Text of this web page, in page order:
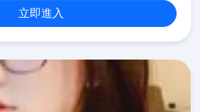
立即進入